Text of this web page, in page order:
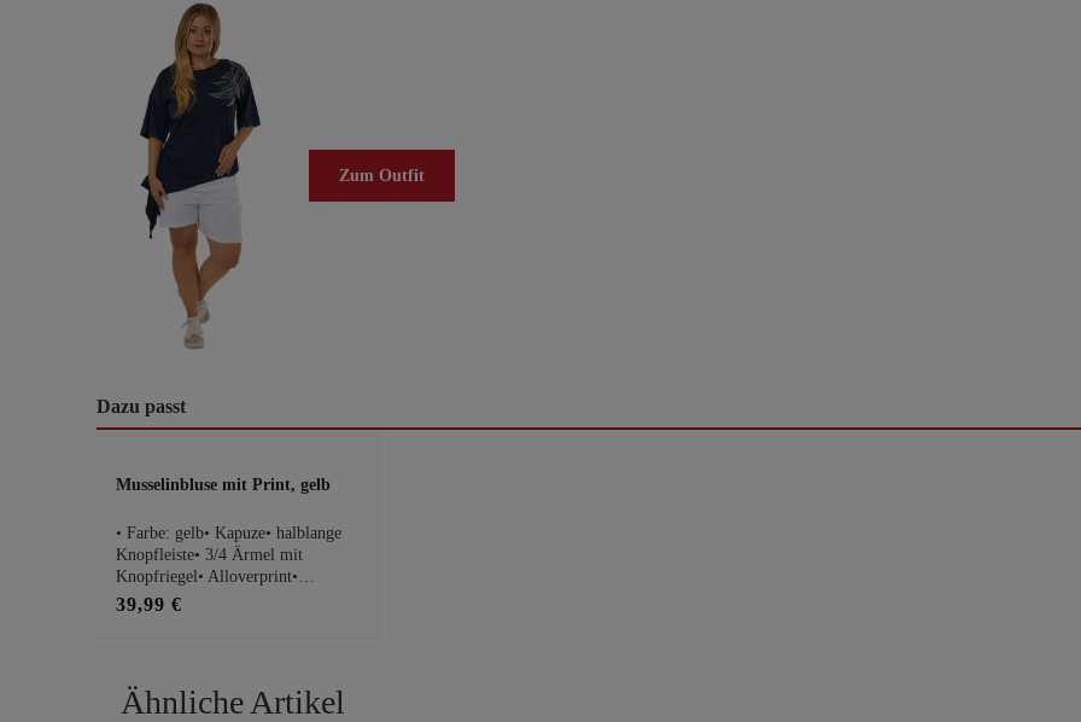
Zum Outfit
Dazu passt
Musselinbluse mit Print, gelb
• Farbe: gelb• Kapuze• halblange
Knopfleiste• 3/4 Ärmel mit
Knopfriegel• Alloverprint•
Rückseite ca. 14cm länger• 100%
BaumwollePassform Maße bei
69cmHinweis: Es handelt sich
hierbei um einen Nicht-tredy-
39,99 €
Ähnliche Artikel